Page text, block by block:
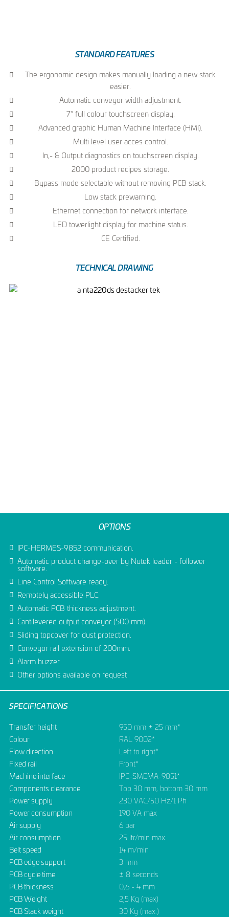
STANDARD FEATURES
The ergonomic design makes manually loading a new stack
easier.
Automatic conveyor width adjustment.
7” full colour touchscreen display.
Advanced graphic Human Machine Interface (HMI).
Multi level user acces control.
In,- & Output diagnostics on touchscreen display.
2000 product recipes storage.
Bypass mode selectable without removing PCB stack.
Low stack prewarning.
Ethernet connection for network interface.
LED towerlight display for machine status.
CE Certified.
TECHNICAL DRAWING
OPTIONS
IPC-HERMES-9852 communication.
Automatic product change-over by Nutek leader - follower
software.
Line Control Software ready.
Remotely accessible PLC.
Automatic PCB thickness adjustment.
Cantilevered output conveyor (500 mm).
Sliding topcover for dust protection.
Conveyor rail extension of 200mm.
Alarm buzzer
Other options available on request
SPECIFICATIONS
Transfer height
950 mm ± 25 mm*
Colour
RAL 9002*
Flow direction
Left to right*
Fixed rail
Front*
Machine interface
IPC-SMEMA-9851*
Components clearance
Top 30 mm, bottom 30 mm
Power supply
230 VAC/50 Hz/1 Ph
Power consumption
190 VA max
Air supply
6 bar
Air consumption
25 ltr/min max
Belt speed
14 m/min
PCB edge support
3 mm
PCB cycle time
± 8 seconds
PCB thickness
0,6 - 4 mm
PCB Weight
2,5 Kg (max)
PCB Stack weight
30 Kg (max.)